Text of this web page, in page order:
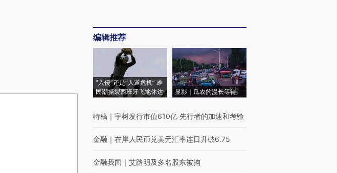
编辑推荐
“入侵”还是“人道危机” 难
民潮撕裂西班牙飞地休达
显影｜瓜农的漫长等待
特稿 ｜ 宇树发行市值610亿 先行者的加速和考验
金融 ｜ 在岸人民币兑美元汇率连日升破6.75
金融我闻 ｜ 艾路明及多名股东被拘